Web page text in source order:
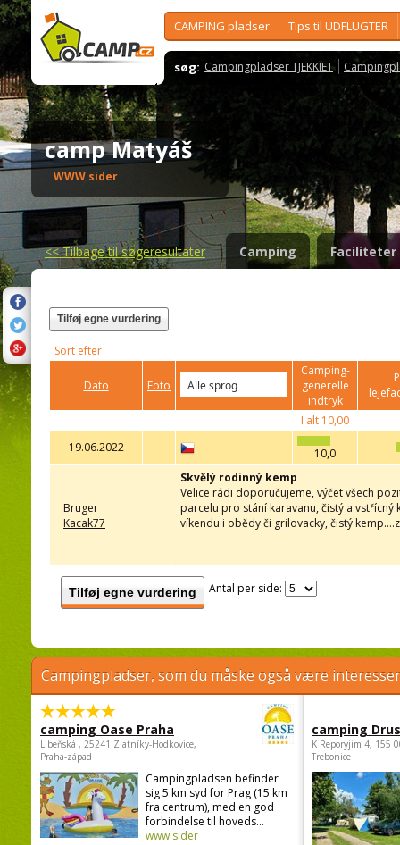
CAMPING pladser Tips til UDFLUGTER
søg: Campingpladser TJEKKIET
camp Matyáš
WWW sider
<<Tilbage til søgeresultater Camping Faciliteter
Tilføj egne vurdering
Sort efter
Dato Foto
Camping-
generelle
indtryk
I alt 10,00
19.06.2022
10,0
Bruger
Kacak77
Skvělý rodinný kemp
Velice rádi doporučujeme, výčet všech
parcelu pro stání karavanu, čistý a
víkendu i obědy či grilovacky, čistý
Tilføj egne vurdering Antal per side:
Campingpladser, som du måske også være
camping Oase Praha
Libeňská , 25241 Zlatníky-Hodkovice,
Praha-západ
Campingpladsen befinder
sig 5 km syd for Prag (15 km
fra centrum), med en god
forbindelse til hoveds...
www sider
camping
K Reporyjim 4, 155
Trebonice